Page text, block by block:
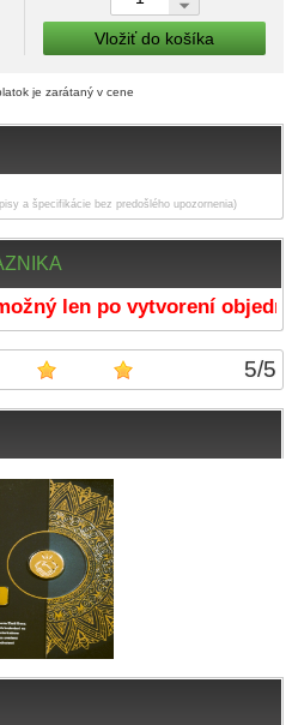
len po vytvorení
5/5
Vložiť do košíka
je zarátaný v cene
a špecifikácie bez predošlého upozornenia)